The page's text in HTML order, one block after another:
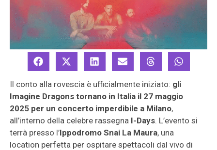
Il conto alla rovescia è ufficialmente iniziato: gli
Imagine Dragons tornano in Italia il 27 maggio
2025 per un concerto imperdibile a Milano,
all’interno della celebre rassegna I-Days. L’evento si
terrà presso l’Ippodromo Snai La Maura, una
location perfetta per ospitare spettacoli dal vivo di